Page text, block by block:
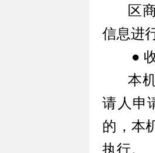
区
信息进
●
本
请人申
的，本
执行。